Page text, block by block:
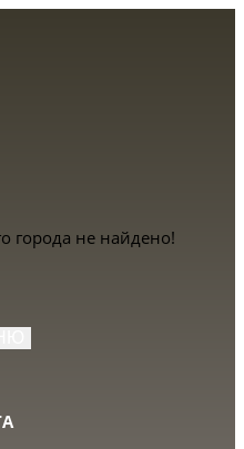
города не найдено!